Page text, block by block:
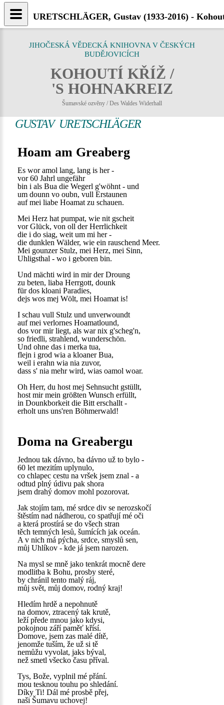
JIHOČESKÁ VĚDECKÁ KNIHOVNA V ČESKÝCH
BUDĚJOVICÍCH
KOHOUTÍ KŘÍŽ /
'S HOHNAKREIZ
Šumavské ozvěny / Des Waldes Widerhall
GUSTAV URETSCHLÄGER
Hoam am Greaberg
Es wor amol lang, lang is her -
vor 60 Jahrl ungefähr
bin i als Bua die Wegerl g'wöhnt - und
um dounn vo oubn, vull Erstaunen
auf mei liabe Hoamat zu schauen.
Mei Herz hat pumpat, wie nit gscheit
vor Glück, von oll der Herrlichkeit
die i do siag, weit um mi her -
die dunklen Wälder, wie ein rauschend Meer.
Mei gounzer Stulz, mei Herz, mei Sinn,
Uhligsthal - wo i geboren bin.
Und mächti wird in mir der Droung
zu beten, liaba Herrgott, dounk
für dos kloani Paradies,
dejs wos mej Wölt, mei Hoamat is!
I schau vull Stulz und unverwoundt
auf mei verlornes Hoamatlound,
dos vor mir liegt, als war nix g'scheg'n,
so friedli, strahlend, wunderschön.
Und ohne das i merka tua,
flejn i grod wia a kloaner Bua,
weil i erahn wia nia zuvor,
dass s' nia mehr wird, wias oamol woar.
Oh Herr, du host mej Sehnsucht gstüllt,
host mir mein größten Wunsch erfüllt,
in Dounkborkeit die Bitt erschallt -
erholt uns uns'ren Böhmerwald!
Doma na Greabergu
Jednou tak dávno, ba dávno už to bylo -
60 let mezitím uplynulo,
co chlapec cestu na vršek jsem znal - a
odtud plný údivu pak shora
jsem drahý domov mohl pozorovat.
Jak stojím tam, mé srdce div se nerozskočí
štěstím nad nádherou, co spatřují mé oči
a která prostírá se do všech stran
těch temných lesů, šumících jak oceán.
A v nich má pýcha, srdce, smyslů sen,
můj Uhlíkov - kde já jsem narozen.
Na mysl se mně jako tenkrát mocně dere
modlitba k Bohu, prosby steré,
by chránil tento malý ráj,
můj svět, můj domov, rodný kraj!
Hledím hrdě a nepohnutě
na domov, ztracený tak krutě,
leží přede mnou jako kdysi,
pokojnou září paměť křísí.
Domove, jsem zas malé dítě,
jenomže tuším, že už si tě
nemůžu vyvolat, jaks býval,
než smetl všecko času příval.
Tys, Bože, vyplnil mé přání.
mou tesknou touhu po shledání.
Díky Ti! Dál mé prosbě přej,
naši Šumavu uchovej!
URETSCHLÄGER, Gustav (1933-2016) -